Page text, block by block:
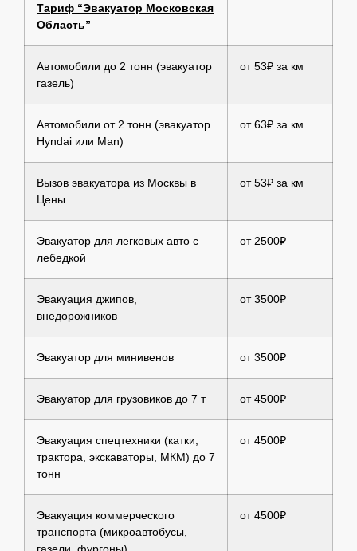
Тариф “Эвакуатор Московская
Область”
Автомобили до 2 тонн (эвакуатор
газель)
от 53₽ за км
Автомобили от 2 тонн (эвакуатор
Hyndai или Man)
от 63₽ за км
Вызов эвакуатора из Москвы в
Цены
от 53₽ за км
Эвакуатор для легковых авто с
лебедкой
от 2500₽
Эвакуация джипов,
внедорожников
от 3500₽
Эвакуатор для минивенов от 3500₽
Эвакуатор для грузовиков до 7 т от 4500₽
Эвакуация спецтехники (катки,
трактора, экскаваторы, МКМ) до 7
тонн
от 4500₽
Эвакуация коммерческого
транспорта (микроавтобусы,
газели, фургоны)
от 4500₽